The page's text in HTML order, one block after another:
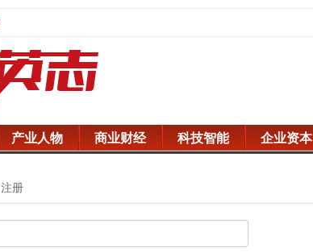
产业人物 商业财经 科技智能 企业资本
注册